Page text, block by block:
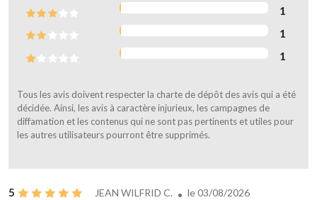
1
1
1
Tous les avis doivent respecter la charte de dépôt des avis qui a été
décidée. Ainsi, les avis à caractère injurieux, les campagnes de
diffamation et les contenus qui ne sont pas pertinents et utiles pour
les autres utilisateurs pourront être supprimés.
5 JEAN WILFRID C. le03/08/2026